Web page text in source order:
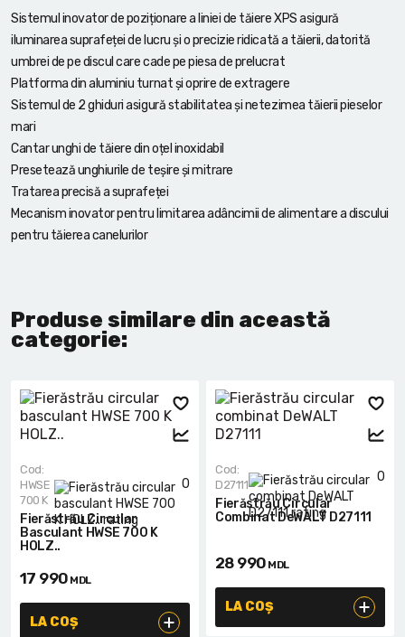
Sistemul inovator de poziționare a liniei de tăiere XPS asigură
iluminarea suprafeței de lucru și o precizie ridicată a tăierii, datorită
umbrei de pe discul care cade pe piesa de prelucrat
Platforma din aluminiu turnat și oprire de extragere
Sistemul de 2 ghiduri asigură stabilitatea și netezimea tăierii pieselor
mari
Cantar unghi de tăiere din oțel inoxidabil
Presetează unghiurile de teșire și mitrare
Tratarea precisă a suprafeței
Mecanism inovator pentru limitarea adâncimii de alimentare a discului
pentru tăierea canelurilor
Produse similare din această
categorie:
0
Cod:
HWSE
700 K
Fierăstrău Circular
Basculant HWSE 700 K
HOLZ..
17 990 MDL
LA COȘ
0
Cod:
D27111
Fierăstrău Circular
Combinat DeWALT D27111
28 990 MDL
LA COȘ